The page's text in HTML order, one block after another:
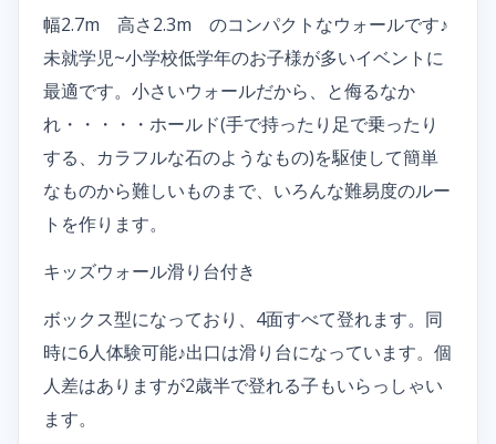
幅2.7m 高さ2.3m のコンパクトなウォールです♪
未就学児~小学校低学年のお子様が多いイベントに
最適です。小さいウォールだから、と侮るなか
れ・・・・・ホールド(手で持ったり足で乗ったり
する、カラフルな石のようなもの)を駆使して簡単
なものから難しいものまで、いろんな難易度のルー
トを作ります。
キッズウォール滑り台付き
ボックス型になっており、4面すべて登れます。同
時に6人体験可能♪出口は滑り台になっています。個
人差はありますが2歳半で登れる子もいらっしゃい
ます。